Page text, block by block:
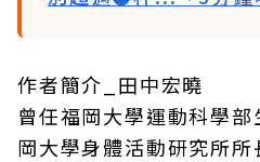
作者簡介_田中宏曉
曾任福岡大學運動科學
岡大學身體活動研究所所